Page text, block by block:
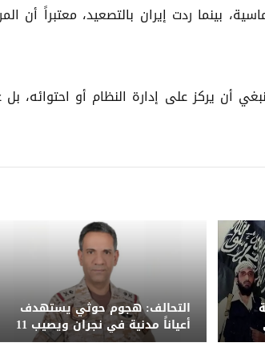
بينما ردت إيران بالتصعيد، معتبراً أن
أن يركز على إدارة النظام أو احتوائه،
التحالف: هجوم حوثي يستهدف
أعياناً مدنية في نجران ويصيب 11
مدنياً بينهم امرأة وطفل